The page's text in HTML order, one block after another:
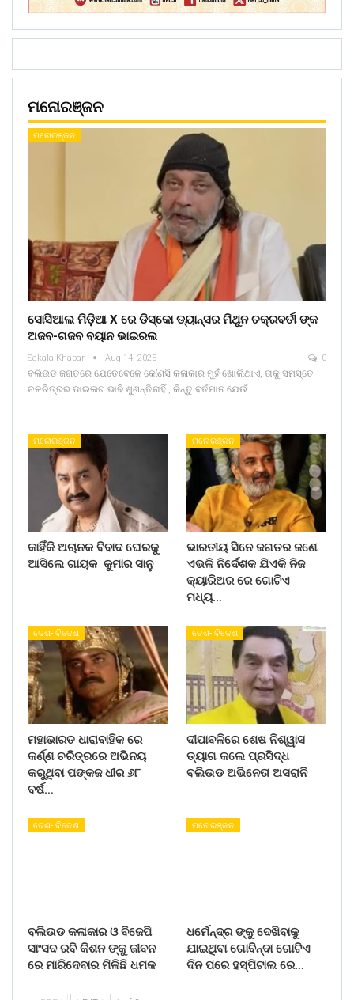
ମନୋରଞ୍ଜନ
ମନୋରଞ୍ଜନ
ସୋସିଆଲ ମିଡ଼ିଆ X ରେ ଡିସ୍କୋ ଡ୍ୟାନ୍ସର ମିଥୁନ ଚକ୍ରବର୍ତୀ ଙ୍କ
ଅଜବ-ଗଜବ ବୟାନ ଭାଇରଲ
Sakala Khabar Aug 14, 2025 0
ବଲିଉଡ ଜଗତରେ ଯେତେବେଳେ କୌଣସି କଳାକାର ମୁହଁ ଖୋଲିଥାଏ, ତାକୁ ସମସ୍ତେ
ଚଳଚିତ୍ରର ଡାଇଲଗ ଭାବି ଶୁଣନ୍ତିନାହିଁ , କିନ୍ତୁ ବର୍ତମାନ ଯେଉଁ…
ମନୋରଞ୍ଜନ
କାହିଁକି ଅଚାନକ ବିବାଦ ଘେରକୁ
ଆସିଲେ ଗାୟକ କୁମାର ସାନୁ
ମନୋରଞ୍ଜନ
ଭାରତୀୟ ସିନେ ଜଗତର ଜଣେ
ଏଭଳି ନିର୍ଦେଶକ ଯିଏକି ନିଜ
କ୍ୟାରିଅର ରେ ଗୋଟିଏ
ମଧ୍ୟ…
ଦେଶ- ବିଦେଶ
ମହାଭାରତ ଧାରାବାହିକ ରେ
କର୍ଣ୍ଣ ଚରିତ୍ରରେ ଅଭିନୟ
କରୁଥିବା ପଙ୍କଜ ଧୀର ୬୮
ବର୍ଷ…
ଦେଶ- ବିଦେଶ
ଦୀପାବଳିରେ ଶେଷ ନିଶ୍ୱାସ
ତ୍ୟାଗ କଲେ ପ୍ରସିଦ୍ଧ
ବଲିଉଡ ଅଭିନେତା ଅସରାନି
ଦେଶ- ବିଦେଶ
ବଲିଉଡ କଳାକାର ଓ ବିଜେପି
ସାଂସଦ ରବି କିଶନ ଙ୍କୁ ଜୀବନ
ରେ ମାରିଦେବାର ମିଳିଛି ଧମକ
ମନୋରଞ୍ଜନ
ଧର୍ମେନ୍ଦ୍ର ଙ୍କୁ ଦେଖିବାକୁ
ଯାଇଥିବା ଗୋବିନ୍ଦା ଗୋଟିଏ
ଦିନ ପରେ ହସ୍ପିଟାଲ ରେ…